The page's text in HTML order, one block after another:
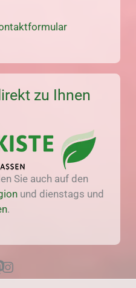
zu Ihnen
Sie auch auf den
und dienstags und
.
Instagram